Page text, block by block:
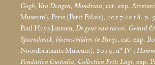
Gogh, Van Dongen, Mondrian, cat. exp.
Museum), Paris (Petit Palais), 2017-2018, p.
Paul Huys Janssen, De geur van succes. Gerard
Spaendonck, bloemschilders in Parijs, cat. exp.
Noordbrabants Museum), 2019, n° IV ;
Fondation Custodia, Collection Frits Lugt, exp.